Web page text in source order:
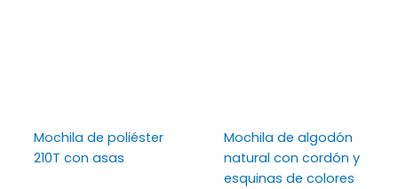
Mochila de poliéster
210T con asas
Mochila de algodón
natural con cordón y
esquinas de colores